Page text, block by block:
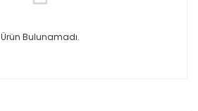
Ürün Bulunamadı.